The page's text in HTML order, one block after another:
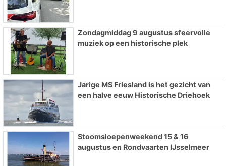
Zondagmiddag 9 augustus sfeervolle
muziek op een historische plek
Jarige MS Friesland is het gezicht van
een halve eeuw Historische Driehoek
Stoomsloepenweekend 15 & 16
augustus en Rondvaarten IJsselmeer